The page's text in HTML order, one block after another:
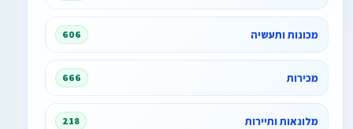
מכונות ותעשיה 606
מכירות 666
מלונאות ותיירות 218